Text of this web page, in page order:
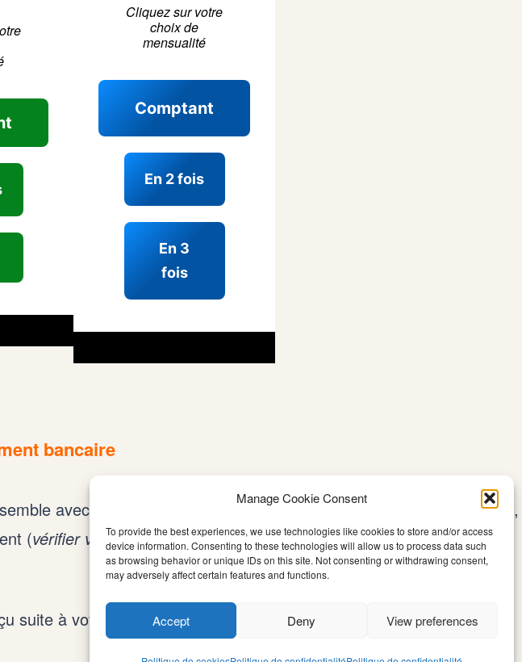
Manage Cookie Consent
To provide the best experiences, we use technologies like cookies to store and/or access
device information. Consenting to these technologies will allow us to process data such
as browsing behavior or unique IDs on this site. Not consenting or withdrawing consent,
may adversely affect certain features and functions.
Accept Deny View preferences
Cliquez sur votre
choix de
mensualité
Comptant
En 2 fois
En 3
fois
bancaire
avec la date d’encaissement indiquée au dos de chaque chèque,
(vérifier vos spams).
suite à votre enregistrement ( vérifier vos spams